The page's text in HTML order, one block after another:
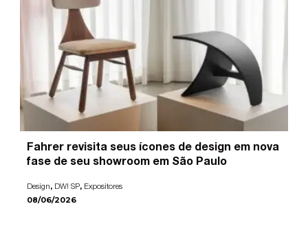
Fahrer revisita seus ícones de design em nova
fase de seu showroom em São Paulo
Design, DW! SP, Expositores
08/06/2026